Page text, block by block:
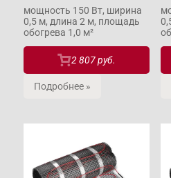
мощность 150 Вт, ширина
0,5 м, длина 2 м, площадь
обогрева 1,0 м²
2 807 руб.
Подробнее »